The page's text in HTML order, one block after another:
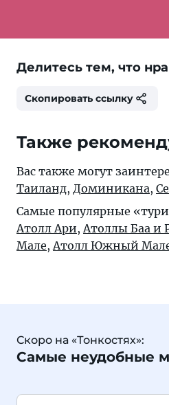
Делитесь тем, что
Скопировать ссылку
Также
Вас также могут
Таиланд, Доминикана,
Самые популярные
Атолл Ари,Атоллы Баа и
Мале,Атолл Южный
Скоро на «Тонкостях»:
Самые неудобные